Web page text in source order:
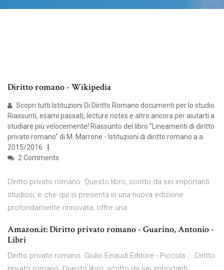
Diritto romano - Wikipedia
Scopri tutti Istituzioni Di Diritto Romano documenti per lo studio.
Riassunti, esami passati, lecture notes e altro ancora per aiutarti a
studiare più velocemente! Riassunto del libro "Lineamenti di diritto
privato romano" di M. Marrone - Istituzioni di diritto romano a.a.
2015/2016
2 Comments
Diritto privato romano. Questo libro, scritto da sei importanti
studiosi, e che qui si presenta in una nuova edizione
profondamente rinnovata, offre una
Amazon.it: Diritto privato romano - Guarino, Antonio -
Libri
Diritto privato romano. Giulio Einaudi Editore - Piccola ... Diritto